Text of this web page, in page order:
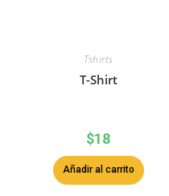
Tshirts
T-Shirt
$18
Añadir al carrito